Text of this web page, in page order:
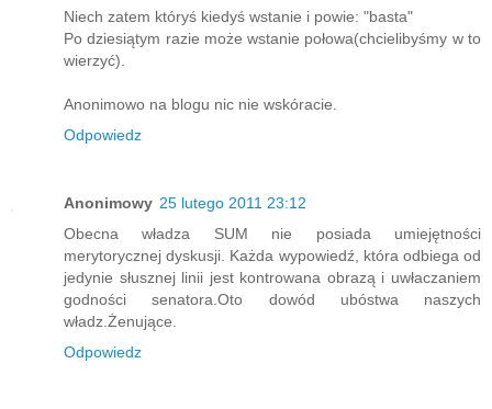
Niech zatem któryś kiedyś wstanie i powie: "basta"
Po dziesiątym razie może wstanie połowa(chcielibyśmy w to
wierzyć).
Anonimowo na blogu nic nie wskóracie.
Odpowiedz
Anonimowy 25 lutego 2011 23:12
Obecna władza SUM nie posiada umiejętności
merytorycznej dyskusji. Każda wypowiedź, która odbiega od
jedynie słusznej linii jest kontrowana obrazą i uwłaczaniem
godności senatora.Oto dowód ubóstwa naszych
władz.Żenujące.
Odpowiedz